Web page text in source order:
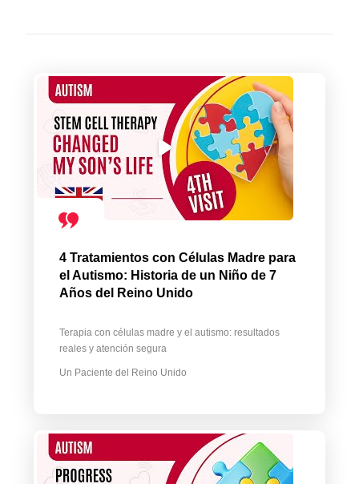
4 Tratamientos con Células Madre para
el Autismo: Historia de un Niño de 7
Años del Reino Unido
Terapia con células madre y el autismo: resultados
reales y atención segura
Un Paciente del Reino Unido